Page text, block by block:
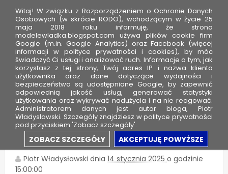
a
Skoda Octavia IV Kombi RS
Piotr Władysławski dnia 14 stycznia 2025 o godzinie
15:00:00
Witaj! W związku z Rozporządzeniem o Ochronie Danych
Osobowych (w skrócie RODO), wchodzącym w życie 25
maja 2018 roku informuję, że strona
modelewladka.blogspot.com używa plików cookie firm
Google (m.in. Google Analytics) oraz Facebook (więcej
informacji w polityce prywatności i cookies), by móc
świadczyć Ci usługi i analizować ruch. Informacje o tym, jak
korzystasz z tej strony, Twój adres IP i nazwa klienta
użytkownika oraz dane dotyczące wydajności i
bezpieczeństwa są udostępniane Google, by zapewnić
odpowiednią jakość usług, generować statystyki
użytkowania oraz wykrywać nadużycia i na nie reagować.
Administratorem danych jest autor bloga, Piotr
Władysławski. Szczegóły znajdziesz w polityce prywatności
pod przyciskiem 'Zobacz szczegóły'.
ZOBACZ SZCZEGÓŁY AKCEPTUJĘ POWYŻSZE